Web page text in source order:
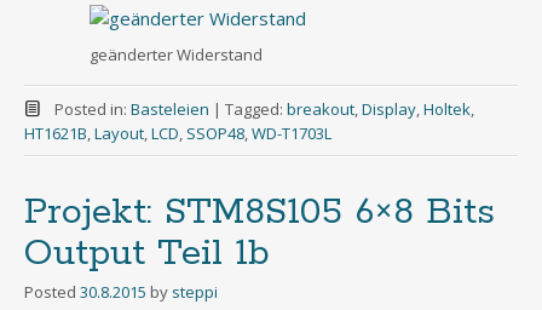
geänderter Widerstand
Posted in: Basteleien | Tagged: breakout, Display, Holtek
HT1621B Layout LCD SSOP48 WD-T1703L
Projekt: STM8S105 6×8 Bits
Output Teil 1b
Posted 30.8.2015 by steppi